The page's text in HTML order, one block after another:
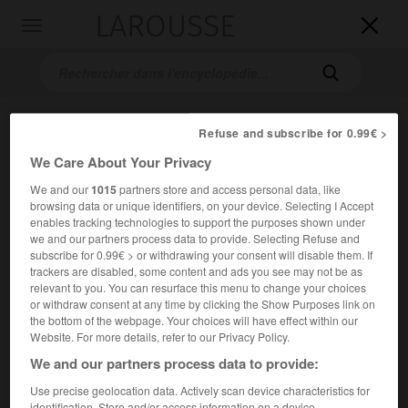


Accueil> Encyclopédie [peinture]>Carl Rottmann
CarlRottmann
Cet article est extrait de l'ouvrage Larousse « Dictionnaire
Peintre allemand (Handschuhsheim 1797 – Munich 1850).
Refuse and subscribe for 0.99€ >
We Care About Your Privacy
We and our1015partners store and access personal data, like
browsing data or unique identifiers, on your device. Selecting I Accept
enables tracking technologies to support the purposes shown under
we and our partners process data to provide. Selecting Refuse and
subscribe for 0.99€ > or withdrawing your consent will disable them. If
trackers are disabled, some content and ads you see may not be as
relevant to you. You can resurface this menu to change your choices
or withdraw consent at any time by clicking the Show Purposes link on
the bottom of the webpage. Your choices will have effect within our
Website. For more details, refer to our Privacy Policy.
We and our partners process data to provide:
Use precise geolocation data. Actively scan device characteristics for